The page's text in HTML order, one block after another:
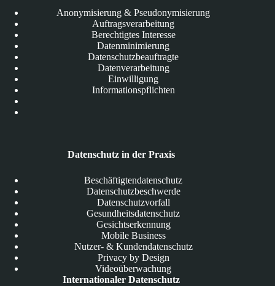
Anonymisierung & Pseudonymisierung
Auftragsverarbeitung
Berechtigtes Interesse
Datenminimierung
Datenschutzbeauftragte
Datenverarbeitung
Einwilligung
Informationspflichten
Datenschutz in der Praxis
Beschäftigtendatenschutz
Datenschutzbeschwerde
Datenschutzvorfall
Gesundheitsdatenschutz
Gesichtserkennung
Mobile Business
Nutzer- & Kundendatenschutz
Privacy by Design
Videoüberwachung
Internationaler Datenschutz